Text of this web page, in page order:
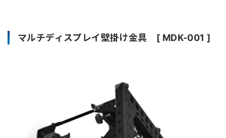
マルチディスプレイ壁掛け金具 [ MDK-001 ]